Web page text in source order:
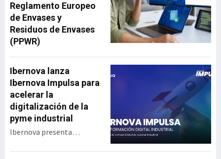
Reglamento Europeo
de Envases y
Residuos de Envases
(PPWR)
Ibernova lanza
Ibernova Impulsa para
acelerar la
digitalización de la
pyme industrial
Ibernova presenta
programa de apoyo a la